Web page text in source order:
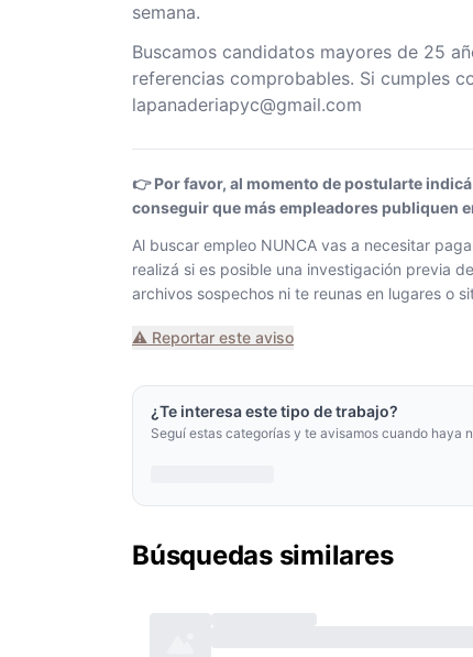
semana.
Buscamos candidatos mayores de 25
referencias comprobables. Si cumples
lapanaderiapyc@gmail.com
👉 Por favor, al momento de postularte
conseguir que más empleadores publiquen
Al buscar empleo NUNCA vas a necesitar
realizá si es posible una investigación previa
archivos sospechos ni te reunas en lugares o
⚠️ Reportar este aviso
¿Te interesa este tipo de trabajo?
Seguí estas categorías y te avisamos cuando haya
Búsquedas similares